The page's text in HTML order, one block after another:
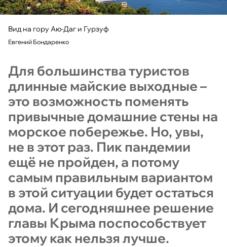
Вид на гору Аю-Даг и Гурзуф
Евгений Бондаренко
Для большинства туристов
длинные майские выходные –
это возможность поменять
привычные домашние стены на
морское побережье. Но, увы,
не в этот раз. Пик пандемии
ещё не пройден, а потому
самым правильным вариантом
в этой ситуации будет остаться
дома. И сегодняшнее решение
главы Крыма поспособствует
этому как нельзя лучше.